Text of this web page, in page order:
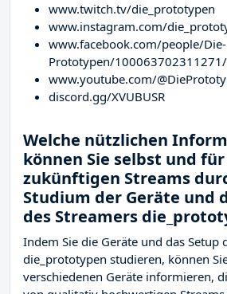
www.twitch.tv/die_prototypen
www.instagram.com/
www.facebook.com/people/Die-
Prototypen/100063702311271/
www.youtube.com/
discord.gg/XVUBUSR
Welche nützlichen
können Sie selbst und
zukünftigen Streams
Studium der Geräte und
des Streamers
Indem Sie die Geräte und das Setup
die_prototypen studieren, können
verschiedenen Geräte informieren,